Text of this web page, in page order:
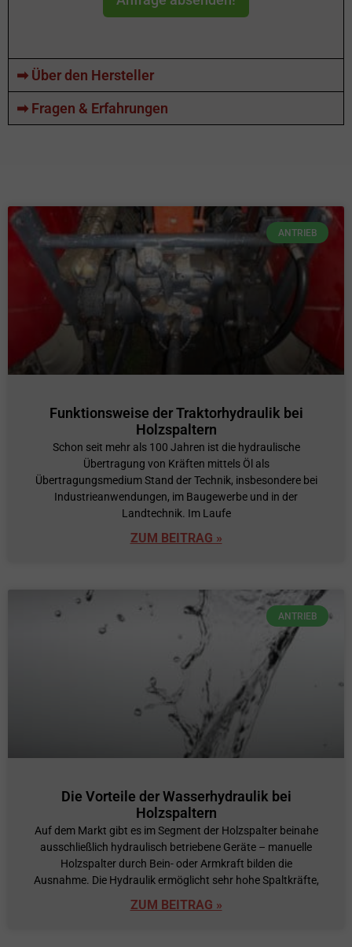
➡ Über den Hersteller
➡ Fragen & Erfahrungen
ANTRIEB
Funktionsweise der Traktorhydraulik bei
Holzspaltern
Schon seit mehr als 100 Jahren ist die hydraulische
Übertragung von Kräften mittels Öl als
Übertragungsmedium Stand der Technik, insbesondere bei
Industrieanwendungen, im Baugewerbe und in der
Landtechnik. Im Laufe
ZUM BEITRAG »
ANTRIEB
Die Vorteile der Wasserhydraulik bei
Holzspaltern
Auf dem Markt gibt es im Segment der Holzspalter beinahe
ausschließlich hydraulisch betriebene Geräte – manuelle
Holzspalter durch Bein- oder Armkraft bilden die
Ausnahme. Die Hydraulik ermöglicht sehr hohe Spaltkräfte,
ZUM BEITRAG »